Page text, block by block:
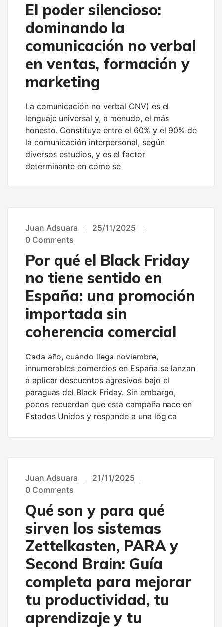
El poder silencioso:
dominando la
comunicación no verbal
en ventas, formación y
marketing
La comunicación no verbal CNV) es el
lenguaje universal y, a menudo, el más
honesto. Constituye entre el 60% y el 90% de
la comunicación interpersonal, según
diversos estudios, y es el factor
determinante en cómo se
UNCATEGORIZED
Juan Adsuara
25/11/2025
0 Comments
Por qué el Black Friday
no tiene sentido en
España: una promoción
importada sin
coherencia comercial
Cada año, cuando llega noviembre,
innumerables comercios en España se lanzan
a aplicar descuentos agresivos bajo el
paraguas del Black Friday. Sin embargo,
pocos recuerdan que esta campaña nace en
Estados Unidos y responde a una lógica
UNCATEGORIZED
Juan Adsuara
21/11/2025
0 Comments
Qué son y para qué
sirven los sistemas
Zettelkasten, PARA y
Second Brain: Guía
completa para mejorar
tu productividad, tu
aprendizaje y tu